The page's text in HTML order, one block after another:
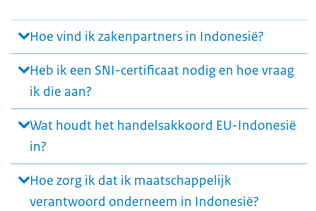
Hoe vind ik zakenpartners in Indonesië?
Heb ik een SNI-certificaat nodig en hoe vraag
ik die aan?
Wat houdt het handelsakkoord EU-Indonesië
in?
Hoe zorg ik dat ik maatschappelijk
verantwoord onderneem in Indonesië?